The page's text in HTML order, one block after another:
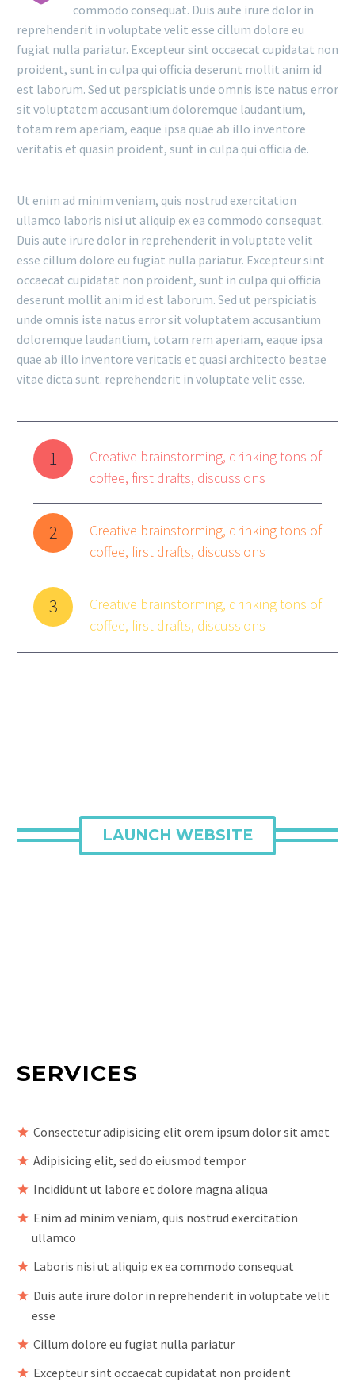
commodo consequat. Duis aute irure dolor in
reprehenderit in voluptate velit esse cillum dolore eu
fugiat nulla pariatur. Excepteur sint occaecat cupidatat non
proident, sunt in culpa qui officia deserunt mollit anim id
est laborum. Sed ut perspiciatis unde omnis iste natus error
sit voluptatem accusantium doloremque laudantium,
totam rem aperiam, eaque ipsa quae ab illo inventore
veritatis et quasin proident, sunt in culpa qui officia de.
Ut enim ad minim veniam, quis nostrud exercitation
ullamco laboris nisi ut aliquip ex ea commodo consequat.
Duis aute irure dolor in reprehenderit in voluptate velit
esse cillum dolore eu fugiat nulla pariatur. Excepteur sint
occaecat cupidatat non proident, sunt in culpa qui officia
deserunt mollit anim id est laborum. Sed ut perspiciatis
unde omnis iste natus error sit voluptatem accusantium
doloremque laudantium, totam rem aperiam, eaque ipsa
quae ab illo inventore veritatis et quasi architecto beatae
vitae dicta sunt. reprehenderit in voluptate velit esse.
1
Creative brainstorming, drinking tons of
coffee, first drafts, discussions
2
Creative brainstorming, drinking tons of
coffee, first drafts, discussions
3
Creative brainstorming, drinking tons of
coffee, first drafts, discussions
LAUNCH WEBSITE
SERVICES
Consectetur adipisicing elit orem ipsum dolor sit amet
Adipisicing elit, sed do eiusmod tempor
Incididunt ut labore et dolore magna aliqua
Enim ad minim veniam, quis nostrud exercitation
ullamco
Laboris nisi ut aliquip ex ea commodo consequat
Duis aute irure dolor in reprehenderit in voluptate velit
esse
Cillum dolore eu fugiat nulla pariatur
Excepteur sint occaecat cupidatat non proident